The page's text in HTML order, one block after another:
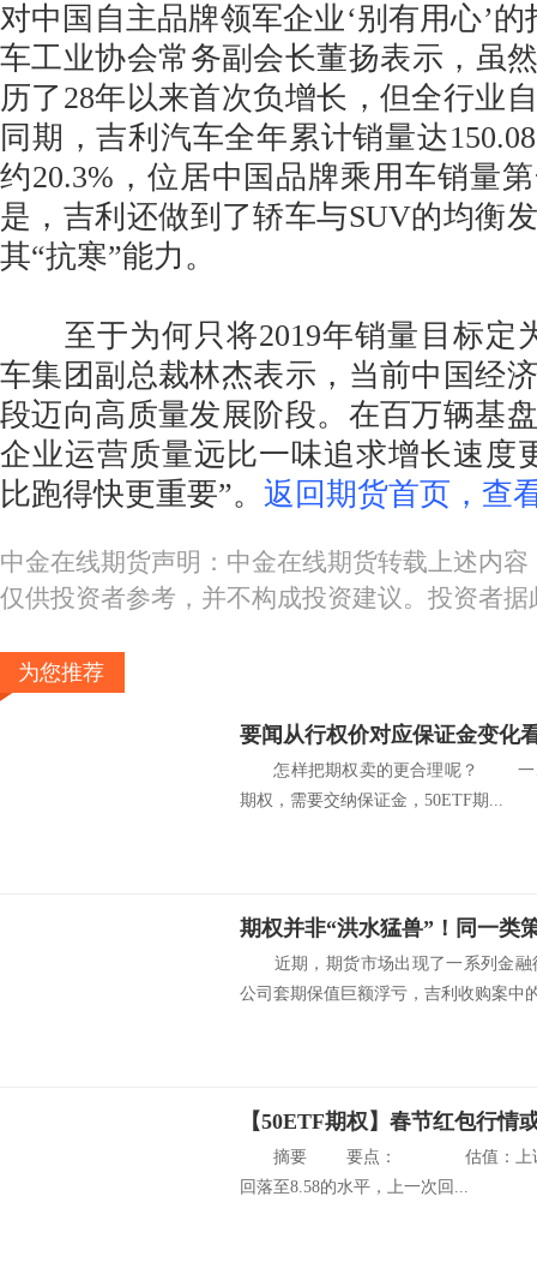
对中国自主品牌领军企业‘别有用心’
车工业协会常务副会长董扬表示，虽
历了28年以来首次负增长，但全行业
同期，吉利汽车全年累计销量达
约20.3%，位居中国品牌乘用车销量
是，吉利还做到了轿车与SUV的均衡
其“抗寒”能力。
至于为何只将2019年销量目标定
车集团副总裁林杰表示，当前中国经
段迈向高质量发展阶段。在百万辆基
企业运营质量远比一味追求增长速度
比跑得快更重要”。 返回期货首页，查
中金在线期货声明：中金在线期货转载上述内
仅供投资者参考，并不构成投资建议。投资者
为您推荐
要闻从行权价对应保证金变化
怎样把期权卖的更合理呢？ 一
期权，需要交纳保证金，50ETF期...
近期，期货市场出现了一系列金融
公司套期保值巨额浮亏，吉利收购案中
摘要 要点： 估值：上证50估
回落至8.58的水平，上一次回...